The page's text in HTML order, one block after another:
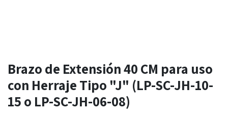
Brazo de Extensión 40 CM para uso
con Herraje Tipo "J" (LP-SC-JH-10-
15 o LP-SC-JH-06-08)